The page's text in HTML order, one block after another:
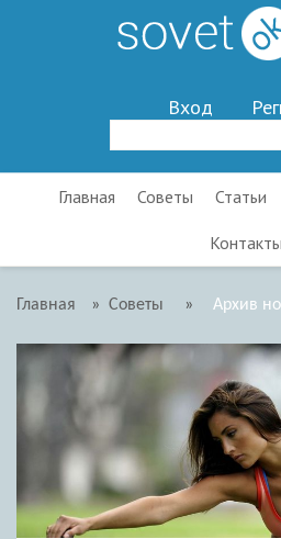
Вход
Главная Советы Статьи
Контакты
Главная » Советы » Архив